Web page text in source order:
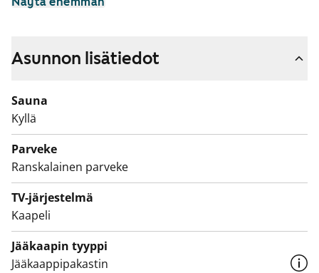
kuin sinulle sopii.
tarpeisiin. Astianpesukone on valmiina.
paikka pyykinpesukoneellesi.
Talo sijaitsee lähellä Turun linnaa ja satamaa.
Kiinnostuitko? Tule tutustumaan, miltä arki täällä voisi
tuntua.
Asunnon lisätiedot
Sauna
Kyllä
Parveke
Ranskalainen parveke
TV-järjestelmä
Kaapeli
Jääkaapin tyyppi
Jääkaappipakastin